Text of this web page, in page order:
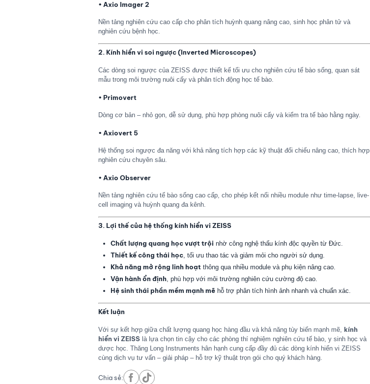
• Axio Imager 2
Nền tảng nghiên cứu cao cấp cho phân tích huỳnh quang nâng cao, sinh học phân tử và
nghiên cứu bệnh học.
2. Kính hiển vi soi ngược (Inverted Microscopes)
Các dòng soi ngược của ZEISS được thiết kế tối ưu cho nghiên cứu tế bào sống, quan sát
mẫu trong môi trường nuôi cấy và phân tích động học tế bào.
• Primovert
Dòng cơ bản – nhỏ gọn, dễ sử dụng, phù hợp phòng nuôi cấy và kiểm tra tế bào hằng ngày.
• Axiovert 5
Hệ thống soi ngược đa năng với khả năng tích hợp các kỹ thuật đối chiếu nâng cao, thích hợp
nghiên cứu chuyên sâu.
• Axio Observer
Nền tảng nghiên cứu tế bào sống cao cấp, cho phép kết nối nhiều module như time-lapse, live-
cell imaging và huỳnh quang đa kênh.
3. Lợi thế của hệ thống kính hiển vi ZEISS
Chất lượng quang học vượt trội nhờ công nghệ thấu kính độc quyền từ Đức.
Thiết kế công thái học, tối ưu thao tác và giảm mỏi cho người sử dụng.
Khả năng mở rộng linh hoạtthông qua nhiều module và phụ kiện nâng cao.
Vận hành ổn định, phù hợp với môi trường nghiên cứu cường độ cao.
Hệ sinh thái phần mềm mạnh mẽhỗ trợ phân tích hình ảnh nhanh và chuẩn xác.
Kết luận
Với sự kết hợp giữa chất lượng quang học hàng đầu và khả năng tùy biến mạnh mẽ, kính
hiển vi ZEISSlà lựa chọn tin cậy cho các phòng thí nghiệm nghiên cứu tế bào, y sinh học và
dược học. Thăng Long Instruments hân hạnh cung cấp đầy đủ các dòng kính hiển vi ZEISS
cùng dịch vụ tư vấn – giải pháp – hỗ trợ kỹ thuật trọn gói cho quý khách hàng.
Chia sẻ: